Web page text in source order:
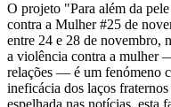
O projeto "Para além da
contra a Mulher #25 de
entre 24 e 28 de novembro,
a violência contra a mulher
relações — é um fenómeno
ineficácia dos laços
espelhada nas notícias, esta